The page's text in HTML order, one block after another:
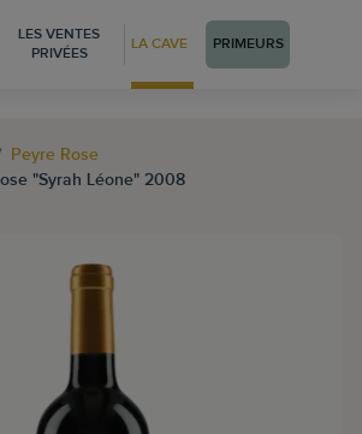
LES VENTES
PRIVÉES
LA CAVE PRIMEURS
Peyre Rose
"Syrah Léone" 2008